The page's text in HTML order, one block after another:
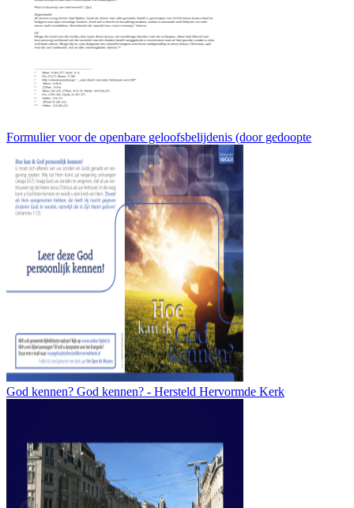
Formulier voor de openbare geloofsbelijdenis (door gedoopte
God kennen? God kennen? - Hersteld Hervormde Kerk